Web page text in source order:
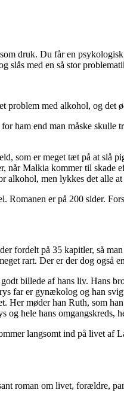
druk. Du får en
slås med en så stor
problem med alkohol, og
ham end man måske
som er meget tæt på at
når Malkia kommer til
men lykkes det alle at
er på 200 sider.
fordelt på 35 kapitler, så
rart. Der er der dog også
billede af hans liv. Hans
far er gynækolog og han
Her møder han Ruth, som
hele hans omgangskreds,
langsomt ind på livet
roman om livet, forældre,